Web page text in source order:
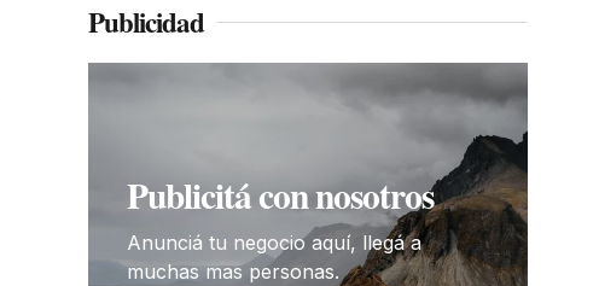
Publicidad
Publicitá con nosotros
Anunciá tu negocio aquí, llegá a
muchas mas personas.